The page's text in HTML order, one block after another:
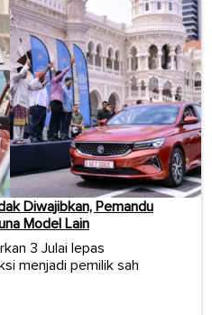
Diwajibkan, Pemandu
Model Lain
3 Julai lepas
menjadi pemilik sah